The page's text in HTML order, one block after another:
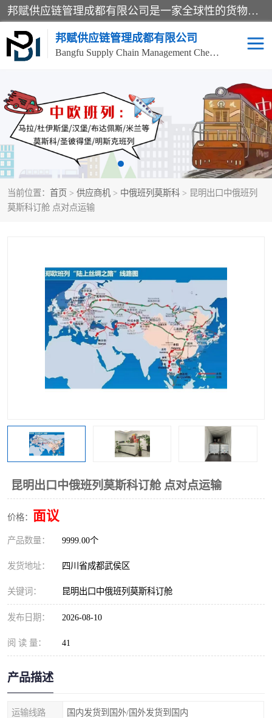
邦赋供应链管理成都有限公司是一家全球性的货物运输代理公司，主要从事：波兰中欧班列、德国中欧班列、出口莫斯科班列、中欧班列进口、蓉欧铁路、成都出口空运等业务，同时亦提供报关、报检、仓储、码头操作等服务。
邦赋供应链管理成都有限公司
Bangfu Supply Chain Management Chengdu Co.,LTD
当前位置： 首页 > 供应商机 > 中俄班列莫斯科 > 昆明出口中俄班列
莫斯科订舱 点对点运输
昆明出口中俄班列莫斯科订舱 点对点运输
价格： 面议
产品数量： 9999.00个
发货地址： 四川省成都武侯区
关键词： 昆明出口中俄班列莫斯科订舱
发布日期： 2026-08-10
阅 读 量： 41
产品描述
运输线路 国内发货到国外/国外发货到国内
进出口门到门 成都中欧班列
国际汽运 国际空运
食品进口物流清关 南美海运
中俄铁路班列 中欧班列进口红酒啤酒
蓉欧班列进口机械设备 马来西亚物流
东南亚铁路 铁路出口拼箱/整柜